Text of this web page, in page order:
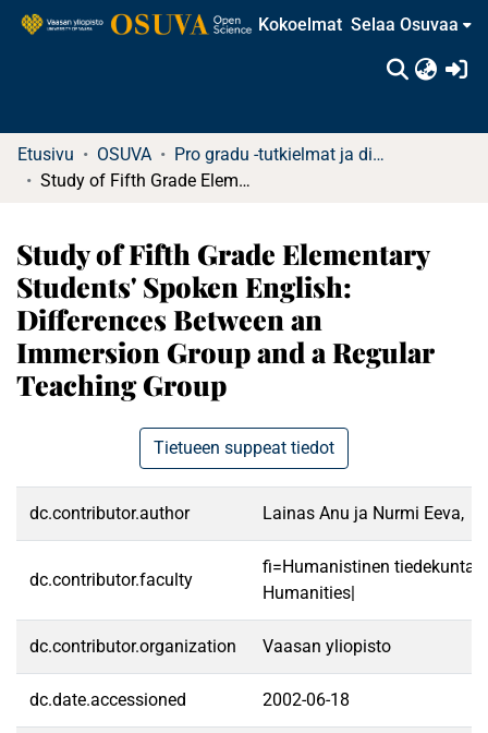
Kokoelmat Selaa Osuvaa
Etusivu OSUVA
Pro gradu -tutkielmat ja diplomityöt
Study of Fifth Grade Elementary Students' Spoken English: Differences Between an Immersion Group and a Regular Teaching Group
Study of Fifth Grade Elementary
Students' Spoken English:
Differences Between an
Immersion Group and a Regular
Teaching Group
Tietueen suppeat tiedot
dc.contributor.author Lainas Anu ja Nurmi Eeva,
dc.contributor.faculty
fi=Humanistinen
Humanities|
dc.contributor.organization Vaasan yliopisto
dc.date.accessioned 2002-06-18